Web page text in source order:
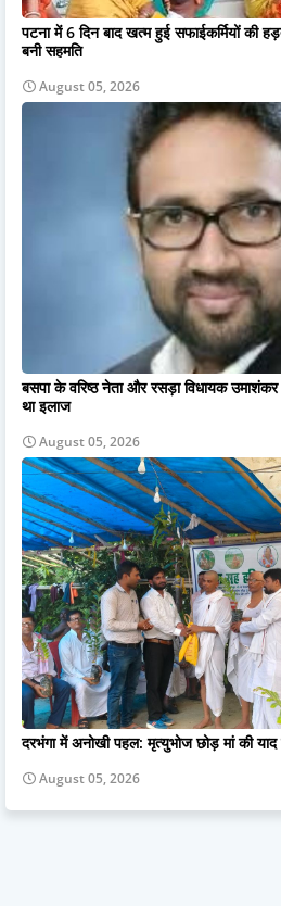
पटना में 6 दिन बाद खत्म हुई सफाईकर्मियों की
बनी सहमति
August 05, 2026
बसपा के वरिष्ठ नेता और रसड़ा विधायक
था इलाज
August 05, 2026
दरभंगा में अनोखी पहल: मृत्युभोज छोड़ मां की
August 05, 2026